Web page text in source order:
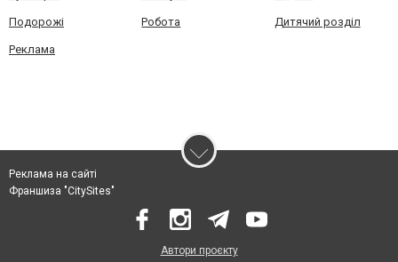
Подорожі Робота Дитячий розділ
Реклама
Реклама на сайті
Франшиза "CitySites"
Автори проєкту